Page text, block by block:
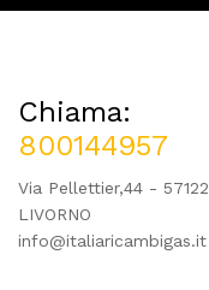
Chiama:
800144957
Via Pellettier,44 - 57122
LIVORNO
info@italiaricambigas.it